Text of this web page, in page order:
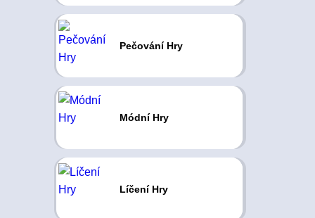
Pečování Hry
Módní Hry
Líčení Hry